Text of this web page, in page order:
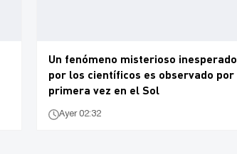
Un fenómeno misterioso inesperado
por los científicos es observado por
primera vez en el Sol
Ayer 02:32